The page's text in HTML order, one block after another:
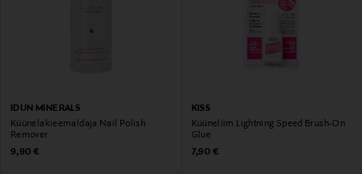
IDUN MINERALS
Küünelakieemaldaja Nail Polish
Remover
Original Price
9,90 €
KISS
Küüneliim Lightning Speed ​​​​Brush-On
Glue
Original Price
7,90 €